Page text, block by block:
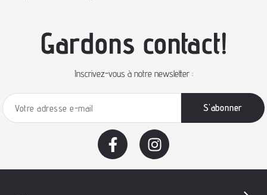
Gardons contact!
Inscrivez-vous à notre newsletter :